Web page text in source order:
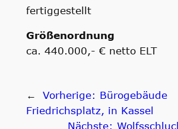
fertiggestellt
Größenordnung
ca. 440.000,- € netto ELT
← Vorherige: Bürogebäude
Friedrichsplatz, in Kassel
Nächste: